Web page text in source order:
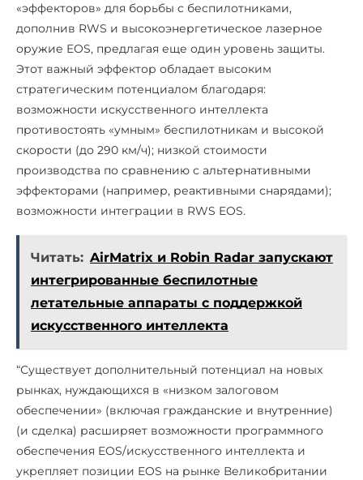
«эффекторов» для борьбы с беспилотниками,
дополнив RWS и высокоэнергетическое лазерное
оружие EOS, предлагая еще один уровень защиты.
Этот важный эффектор обладает высоким
стратегическим потенциалом благодаря:
возможности искусственного интеллекта
противостоять «умным» беспилотникам и высокой
скорости (до 290 км/ч); низкой стоимости
производства по сравнению с альтернативными
эффекторами (например, реактивными снарядами);
возможности интеграции в RWS EOS.
Читать: AirMatrix и Robin Radar запускают
интегрированные беспилотные
летательные аппараты с поддержкой
искусственного интеллекта
“Существует дополнительный потенциал на новых
рынках, нуждающихся в «низком залоговом
обеспечении» (включая гражданские и внутренние)
(и сделка) расширяет возможности программного
обеспечения EOS/искусственного интеллекта и
укрепляет позиции EOS на рынке Великобритании